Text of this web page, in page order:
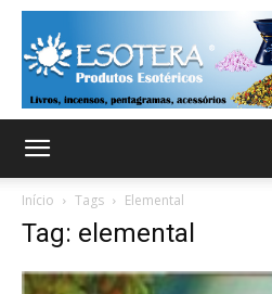
Início Tags Elemental
Tag: elemental